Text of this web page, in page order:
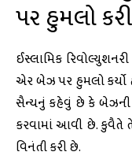
પર હુમલો
ઈસ્લામિક
એર બેઝ પર હુમલો
સૈન્યનું કહેવું છે કે
કરવામાં આવી છે. કુવૈતે
વિનંતી કરી છે.